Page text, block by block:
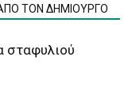
ΤΟΝ ΔΗΜΙΟΥΡΓΟ
σταφυλιού